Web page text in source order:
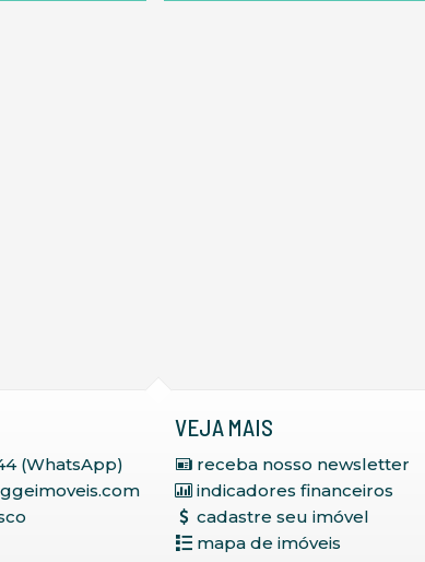
(WhatsApp)
VEJA MAIS
receba nosso newsletter
indicadores financeiros
cadastre seu imóvel
mapa de imóveis